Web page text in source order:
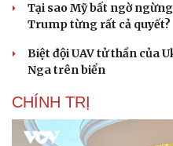
Tại sao Mỹ bất ngờ
Trump từng rất cả quyết?
Biệt đội UAV tử thần của
Nga trên biển
CHÍNH TRỊ